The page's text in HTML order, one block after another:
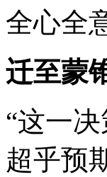
全心全
迁至蒙
“这一
超乎预